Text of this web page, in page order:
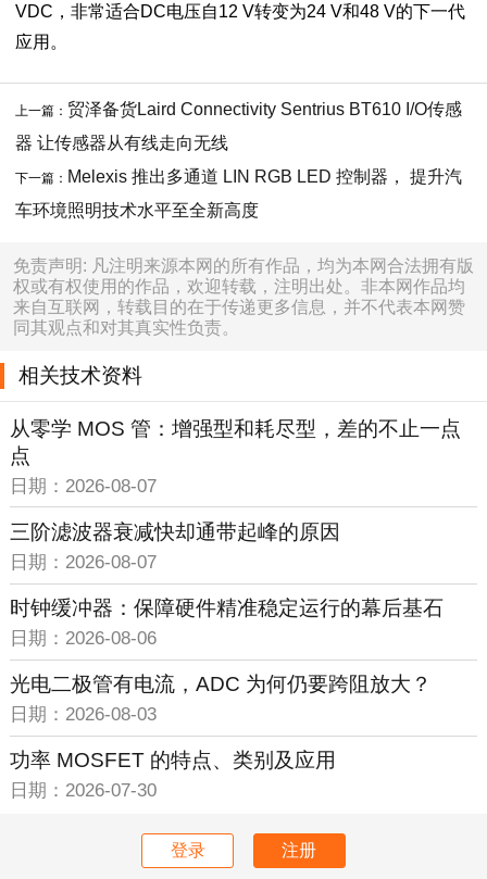
VDC，非常适合DC电压自12 V转变为24 V和48 V的下一代
应用。
上一篇： 贸泽备货Laird Connectivity Sentrius BT610 I/O传感
器 让传感器从有线走向无线
下一篇： Melexis 推出多通道 LIN RGB LED 控制器， 提升汽
车环境照明技术水平至全新高度
免责声明: 凡注明来源本网的所有作品，均为本网合法拥有版
权或有权使用的作品，欢迎转载，注明出处。非本网作品均
来自互联网，转载目的在于传递更多信息，并不代表本网赞
同其观点和对其真实性负责。
相关技术资料
从零学 MOS 管：增强型和耗尽型，差的不止一点
点
日期：2026-08-07
三阶滤波器衰减快却通带起峰的原因
日期：2026-08-07
时钟缓冲器：保障硬件精准稳定运行的幕后基石
日期：2026-08-06
光电二极管有电流，ADC 为何仍要跨阻放大？
日期：2026-08-03
功率 MOSFET 的特点、类别及应用
日期：2026-07-30
登录 注册